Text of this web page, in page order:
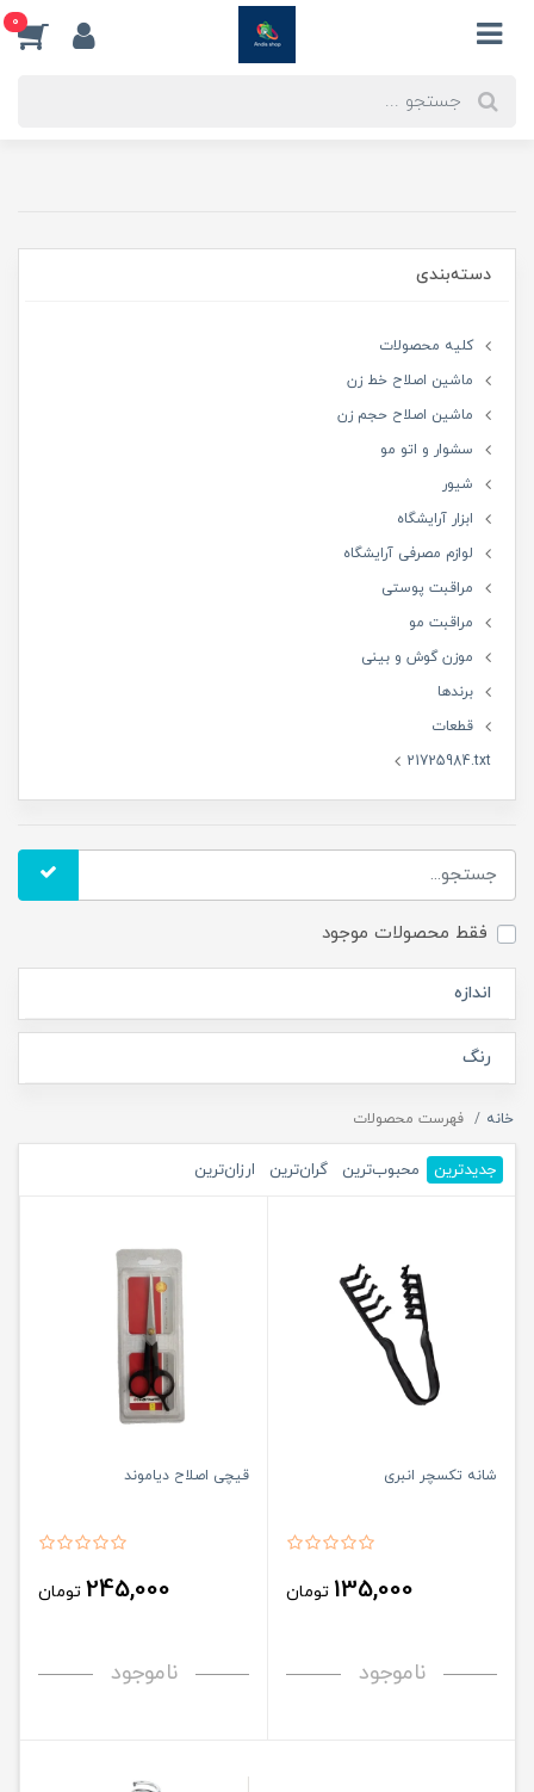
0
دسته‌بندی
کلیه محصولات
ماشین اصلاح خط زن
ماشین اصلاح حجم زن
سشوار و اتو مو
شیور
ابزار آرایشگاه
لوازم مصرفی آرایشگاه
مراقبت پوستی
مراقبت مو
موزن گوش و بینی
برندها
قطعات
21725984.txt
فقط محصولات موجود
اندازه
رنگ
خانه فهرست محصولات
جدیدترین محبوب‌ترین گران‌ترین ارزان‌ترین
شانه تکسچر انبری
135,000 تومان
ناموجود
قیچی اصلاح دیاموند
245,000 تومان
ناموجود